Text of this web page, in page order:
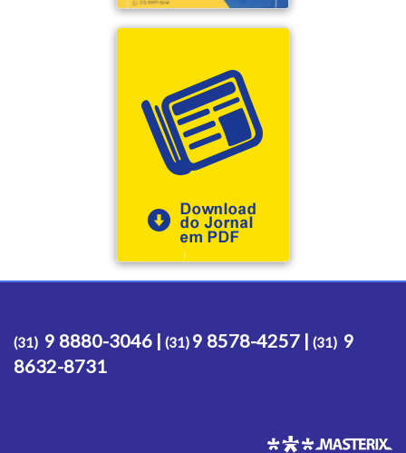
(31) 9 8880-3046 | (31) 9 8578-4257 | (31) 9
8632-8731